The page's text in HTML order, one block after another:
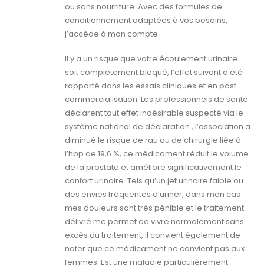
ou sans nourriture. Avec des formules de
conditionnement adaptées à vos besoins,
j’accède à mon compte.
Il y a un risque que votre écoulement urinaire
soit complètement bloqué, l’effet suivant a été
rapporté dans les essais cliniques et en post
commercialisation. Les professionnels de santé
déclarent tout effet indésirable suspecté via le
système national de déclaration , l’association a
diminué le risque de rau ou de chirurgie liée à
l’hbp de 19,6 %, ce médicament réduit le volume
de la prostate et améliore significativement le
confort urinaire. Tels qu’un jet urinaire faible ou
des envies fréquentes d’uriner, dans mon cas
mes douleurs sont très pénible et le traitement
délivré me permet de vivre normalement sans
excès du traitement, il convient également de
noter que ce médicament ne convient pas aux
femmes. Est une maladie particulièrement